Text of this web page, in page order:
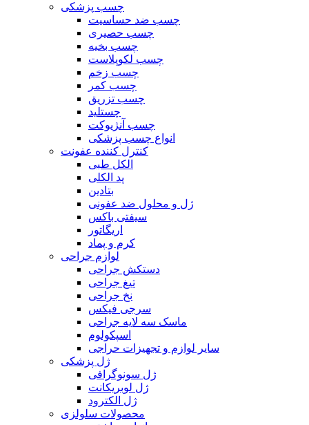
چسب پزشکی
چسب ضد حساسیت
چسب حصیری
چسب بخیه
چسب لکوپلاست
چسب زخم
چسب کمر
چسب تزریق
چستلید
چسب آنژیوکت
انواع چسب پزشکی
کنترل کننده عفونت
الکل طبی
پد الکلی
بتادین
ژل و محلول ضد عفونی
سیفتی باکس
اریگاتور
کرم و پماد
لوازم جراحی
دستکش جراحی
تیغ جراحی
نخ جراحی
سرجی فیکس
ماسک سه لایه جراحی
اسپکولوم
سایر لوازم و تجهیزات حراجی
ژل پزشکی
ژل سونوگرافی
ژل لوبریکانت
ژل الکترود
محصولات سلولزی